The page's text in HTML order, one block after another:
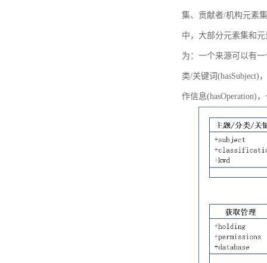
集、贡献者/机构元素
中，大部分元素集和
为：一个来源可以有
类/关键词(hasSubject)
作信息(hasOperation)